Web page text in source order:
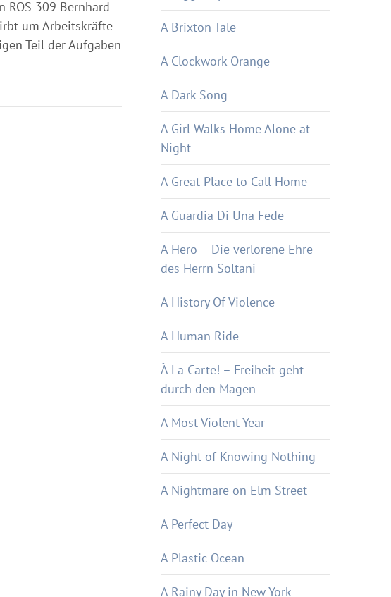
ROS 309 Bernhard
um Arbeitskräfte
Teil der Aufgaben
A Brixton Tale
A Clockwork Orange
A Dark Song
A Girl Walks Home Alone at
Night
A Great Place to Call Home
A Guardia Di Una Fede
A Hero – Die verlorene Ehre
des Herrn Soltani
A History Of Violence
A Human Ride
À La Carte! – Freiheit geht
durch den Magen
A Most Violent Year
A Night of Knowing Nothing
A Nightmare on Elm Street
A Perfect Day
A Plastic Ocean
A Rainy Day in New York